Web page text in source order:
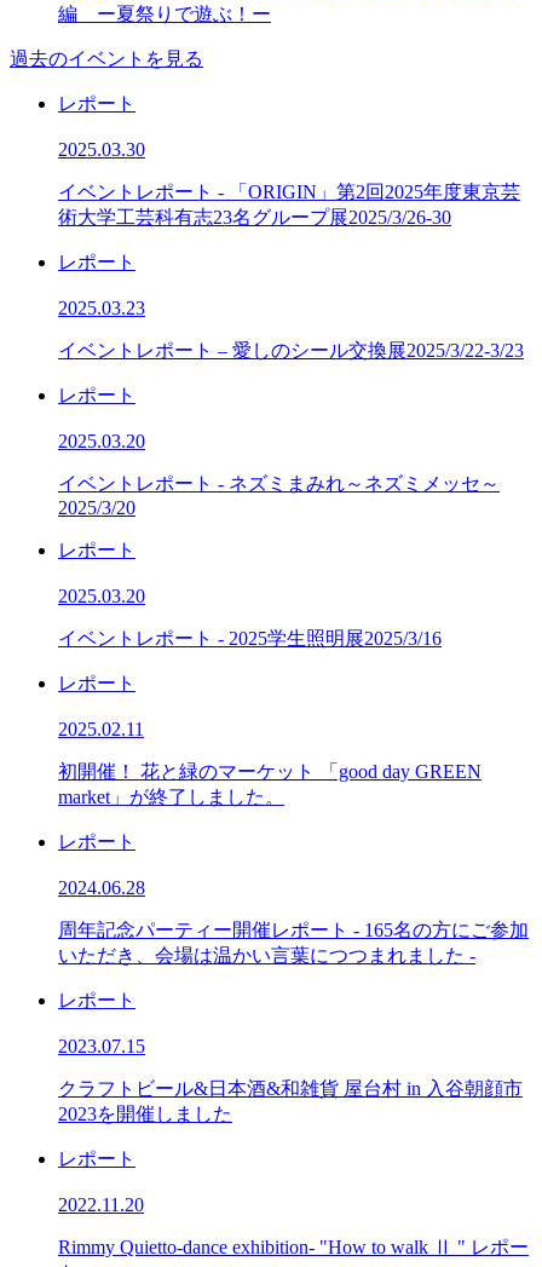
編 ー夏祭りで遊ぶ！ー
過去のイベントを見る
レポート
2025.03.30
イベントレポート - 「ORIGIN」第2回2025年度東京芸
術大学工芸科有志23名グループ展2025/3/26-30
レポート
2025.03.23
イベントレポート – 愛しのシール交換展2025/3/22-3/23
レポート
2025.03.20
イベントレポート - ネズミまみれ～ネズミメッセ～
2025/3/20
レポート
2025.03.20
イベントレポート - 2025学生照明展2025/3/16
レポート
2025.02.11
初開催！ 花と緑のマーケット 「good day GREEN
market」が終了しました。
レポート
2024.06.28
周年記念パーティー開催レポート - 165名の方にご参加
いただき、会場は温かい言葉につつまれました -
レポート
2023.07.15
クラフトビール&日本酒&和雑貨 屋台村 in 入谷朝顔市
2023を開催しました
レポート
2022.11.20
Rimmy Quietto-dance exhibition- "How to walk Ⅱ " レポー